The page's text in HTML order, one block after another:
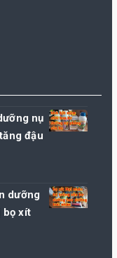
nụ
đậu
dưỡng
bọ xít